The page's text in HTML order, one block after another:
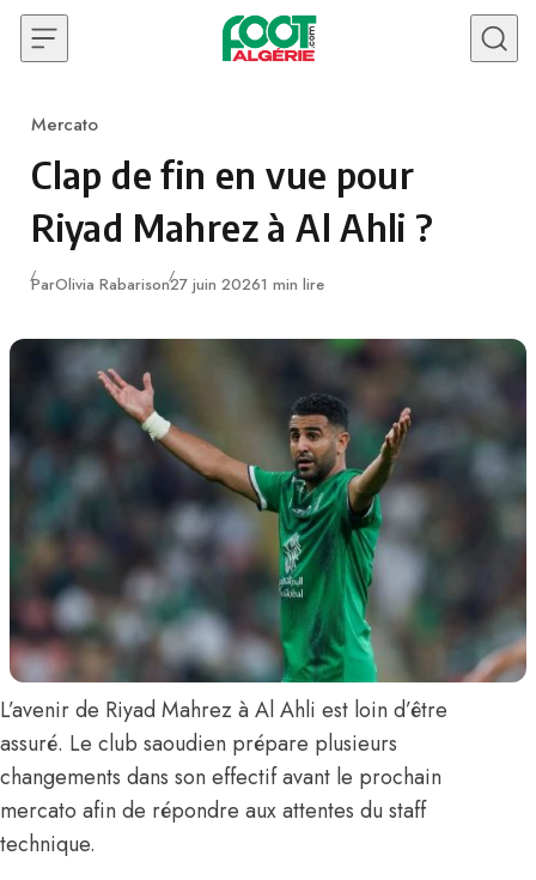
Skip to content
Category
Mercato
Clap de fin en vue pour
Riyad Mahrez à Al Ahli ?
ParOlivia RabarisonPublié
27 juin 20261 min lire
L’avenir de Riyad Mahrez à Al Ahli est loin d’être
assuré. Le club saoudien prépare plusieurs
changements dans son effectif avant le prochain
mercato afin de répondre aux attentes du staff
technique.